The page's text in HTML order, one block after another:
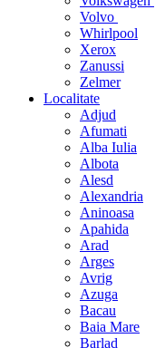
Volvo
Whirlpool
Xerox
Zanussi
Zelmer
Localitate
Adjud
Afumati
Alba Iulia
Albota
Alesd
Alexandria
Aninoasa
Apahida
Arad
Arges
Avrig
Azuga
Bacau
Baia Mare
Barlad